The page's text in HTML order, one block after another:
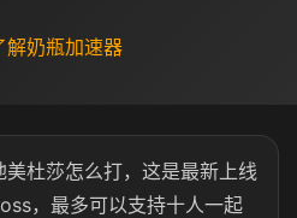
奶瓶加速器
杜莎怎么打，这是最新上线
，最多可以支持十人一起